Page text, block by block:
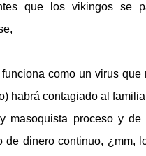
que los vikingos se
funciona como un virus
habrá contagiado al
masoquista proceso y
de dinero continuo, ¿mm,